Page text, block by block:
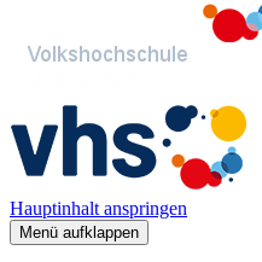
Hauptinhalt anspringen
Menü aufklappen